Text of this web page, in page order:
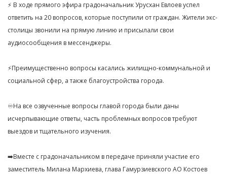
⚡️ В ходе прямого эфира градоначальник Урусхан Евлоев успел
ответить на 20 вопросов, которые поступили от граждан. Жители экс-
столицы звонили на прямую линию и присылали свои
аудиосообщения в мессенджеры.
⚡️Преимущественно вопросы касались жилищно-коммунальной и
социальной сфер, а также благоустройства города.
♾На все озвученные вопросы главой города были даны
исчерпывающие ответы, часть проблемных вопросов требуют
выездов и тщательного изучения.
➡️Вместе с градоначальником в передаче приняли участие его
заместитель Милана Мархиева, глава Гамурзиевского АО Костоев